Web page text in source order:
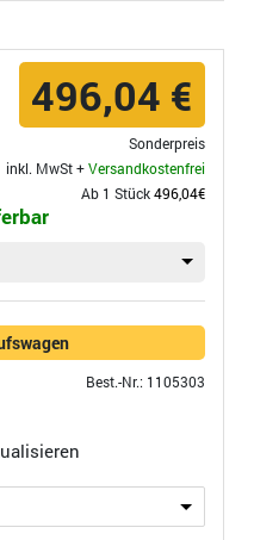
496,04 €
Sonderpreis
inkl. MwSt +Versandkostenfrei
Ab 1 Stück496,04€
Best.-Nr.: 1105303